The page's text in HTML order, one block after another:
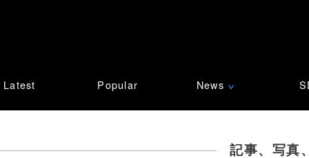
Latest Popular News ∨
記事、写真